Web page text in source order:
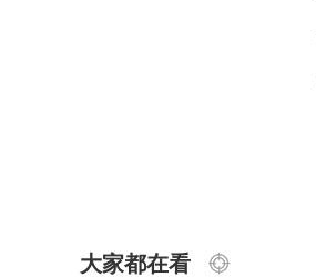
大家都在看